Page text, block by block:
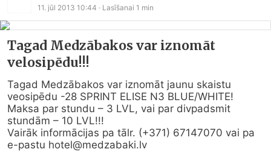
11. jūl 2013 10:44 · Lasīšanai 1 min
Tagad Medzābakos var iznomāt
velosipēdu!!!
Tagad Medzābakos var iznomāt jaunu skaistu
veosipēdu -28 SPRINT ELISE N3 BLUE/WHITE!
Maksa par stundu – 3 LVL, vai par divpadsmit
stundām – 10 LVL!!!
Vairāk informācijas pa tālr. (+371) 67147070 vai pa
e-pastu hotel@medzabaki.lv